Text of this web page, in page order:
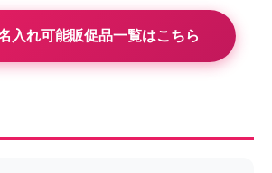
入れ可能販促品一覧はこちら